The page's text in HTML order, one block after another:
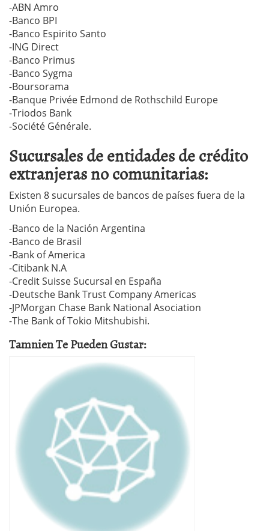
-ABN Amro
-Banco BPI
-Banco Espirito Santo
-ING Direct
-Banco Primus
-Banco Sygma
-Boursorama
-Banque Privée Edmond de Rothschild Europe
-Triodos Bank
-Société Générale.
Sucursales de entidades de crédito
extranjeras no comunitarias:
Existen 8 sucursales de bancos de países fuera de la
Unión Europea.
-Banco de la Nación Argentina
-Banco de Brasil
-Bank of America
-Citibank N.A
-Credit Suisse Sucursal en España
-Deutsche Bank Trust Company Americas
-JPMorgan Chase Bank National Asociation
-The Bank of Tokio Mitshubishi.
Tamnien Te Pueden Gustar: